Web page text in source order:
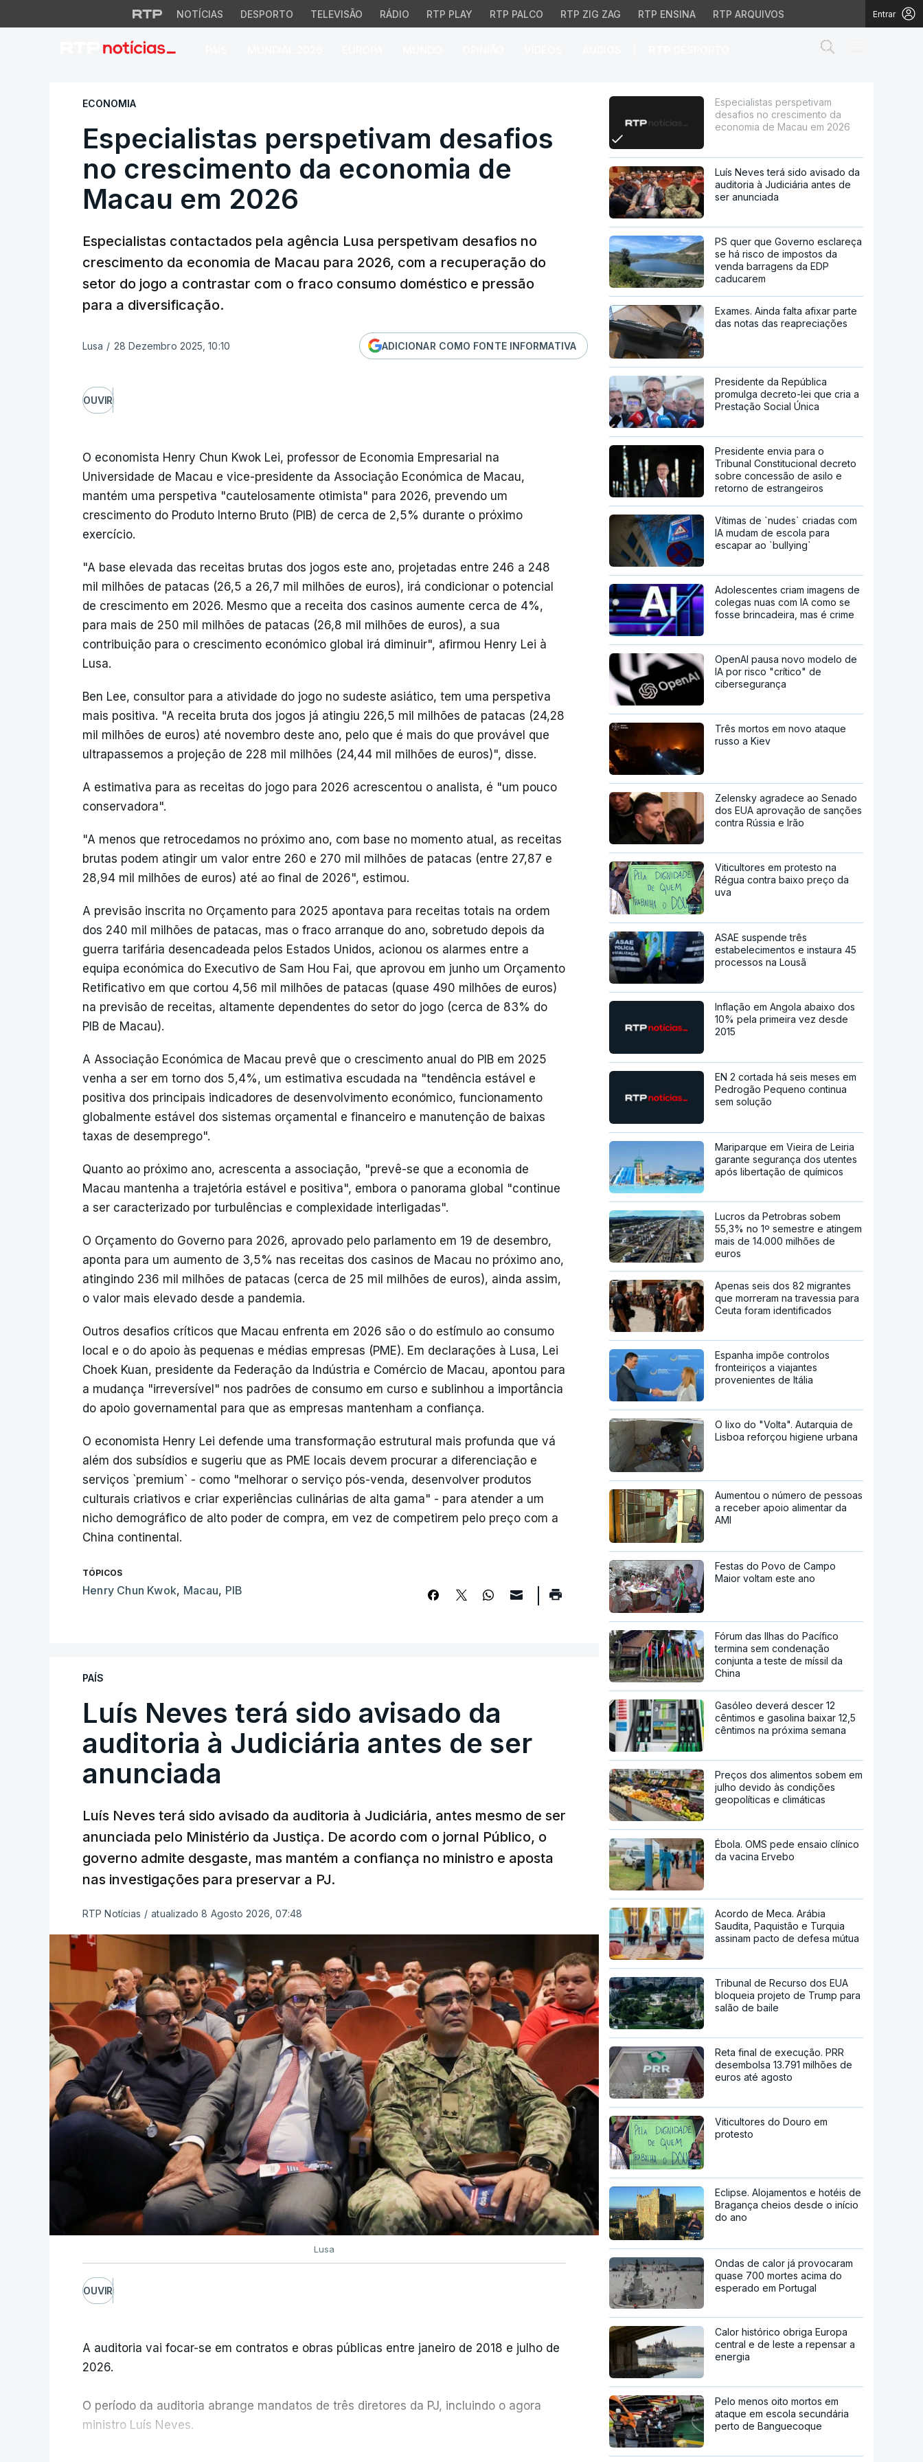
NOTÍCIAS DESPORTO TELEVISÃO RÁDIO RTP PLAY RTP PALCO RTP ZIG ZAG RTP ENSINA RTP ARQUIVOS Entrar
Especialistas perspetivam desafios no crescimento da
ECONOMIA
Especialistas perspetivam desafios
no crescimento da economia de
Macau em 2026
Especialistas contactados pela agência Lusa perspetivam desafios no
crescimento da economia de Macau para 2026, com a recuperação do
setor do jogo a contrastar com o fraco consumo doméstico e pressão
para a diversificação.
Lusa / 28 Dezembro 2025, 10:10 ADICIONAR COMO FONTE INFORMATIVA
OUVIR
O economista Henry Chun Kwok Lei, professor de Economia Empresarial na
Universidade de Macau e vice-presidente da Associação Económica de Macau,
mantém uma perspetiva "cautelosamente otimista" para 2026, prevendo um
crescimento do Produto Interno Bruto (PIB) de cerca de 2,5% durante o próximo
exercício.
"A base elevada das receitas brutas dos jogos este ano, projetadas entre 246 a 248
mil milhões de patacas (26,5 a 26,7 mil milhões de euros), irá condicionar o potencial
de crescimento em 2026. Mesmo que a receita dos casinos aumente cerca de 4%,
para mais de 250 mil milhões de patacas (26,8 mil milhões de euros), a sua
contribuição para o crescimento económico global irá diminuir", afirmou Henry Lei à
Lusa.
Ben Lee, consultor para a atividade do jogo no sudeste asiático, tem uma perspetiva
mais positiva. "A receita bruta dos jogos já atingiu 226,5 mil milhões de patacas (24,28
mil milhões de euros) até novembro deste ano, pelo que é mais do que provável que
ultrapassemos a projeção de 228 mil milhões (24,44 mil milhões de euros)", disse.
A estimativa para as receitas do jogo para 2026 acrescentou o analista, é "um pouco
conservadora".
"A menos que retrocedamos no próximo ano, com base no momento atual, as receitas
brutas podem atingir um valor entre 260 e 270 mil milhões de patacas (entre 27,87 e
28,94 mil milhões de euros) até ao final de 2026", estimou.
A previsão inscrita no Orçamento para 2025 apontava para receitas totais na ordem
dos 240 mil milhões de patacas, mas o fraco arranque do ano, sobretudo depois da
guerra tarifária desencadeada pelos Estados Unidos, acionou os alarmes entre a
equipa económica do Executivo de Sam Hou Fai, que aprovou em junho um Orçamento
Retificativo em que cortou 4,56 mil milhões de patacas (quase 490 milhões de euros)
na previsão de receitas, altamente dependentes do setor do jogo (cerca de 83% do
PIB de Macau).
A Associação Económica de Macau prevê que o crescimento anual do PIB em 2025
venha a ser em torno dos 5,4%, um estimativa escudada na "tendência estável e
positiva dos principais indicadores de desenvolvimento económico, funcionamento
globalmente estável dos sistemas orçamental e financeiro e manutenção de baixas
taxas de desemprego".
Quanto ao próximo ano, acrescenta a associação, "prevê-se que a economia de
Macau mantenha a trajetória estável e positiva", embora o panorama global "continue
a ser caracterizado por turbulências e complexidade interligadas".
O Orçamento do Governo para 2026, aprovado pelo parlamento em 19 de desembro,
aponta para um aumento de 3,5% nas receitas dos casinos de Macau no próximo ano,
atingindo 236 mil milhões de patacas (cerca de 25 mil milhões de euros), ainda assim,
o valor mais elevado desde a pandemia.
Outros desafios críticos que Macau enfrenta em 2026 são o do estímulo ao consumo
local e o do apoio às pequenas e médias empresas (PME). Em declarações à Lusa, Lei
Choek Kuan, presidente da Federação da Indústria e Comércio de Macau, apontou para
a mudança "irreversível" nos padrões de consumo em curso e sublinhou a importância
do apoio governamental para que as empresas mantenham a confiança.
O economista Henry Lei defende uma transformação estrutural mais profunda que vá
além dos subsídios e sugeriu que as PME locais devem procurar a diferenciação e
serviços `premium` - como "melhorar o serviço pós-venda, desenvolver produtos
culturais criativos e criar experiências culinárias de alta gama" - para atender a um
nicho demográfico de alto poder de compra, em vez de competirem pelo preço com a
China continental.
TÓPICOS
Henry Chun Kwok, Macau, PIB
PAÍS
Luís Neves terá sido avisado da
auditoria à Judiciária antes de ser
anunciada
Luís Neves terá sido avisado da auditoria à Judiciária, antes mesmo de ser
anunciada pelo Ministério da Justiça. De acordo com o jornal Público, o
governo admite desgaste, mas mantém a confiança no ministro e aposta
nas investigações para preservar a PJ.
RTP Notícias / atualizado 8 Agosto 2026, 07:48
Lusa
OUVIR
A auditoria vai focar-se em contratos e obras públicas entre janeiro de 2018 e julho de
2026.
O período da auditoria abrange mandatos de três diretores da PJ, incluindo o agora
ministro Luís Neves.
Especialistas perspetivam
desafios no crescimento da
economia de Macau em 2026
Luís Neves terá sido avisado da
auditoria à Judiciária antes de
ser anunciada
PS quer que Governo esclareça
se há risco de impostos da
venda barragens da EDP
caducarem
Exames. Ainda falta afixar parte
das notas das reapreciações
Presidente da República
promulga decreto-lei que cria a
Prestação Social Única
Presidente envia para o
Tribunal Constitucional decreto
sobre concessão de asilo e
retorno de estrangeiros
Vítimas de `nudes` criadas com
IA mudam de escola para
escapar ao `bullying`
Adolescentes criam imagens de
colegas nuas com IA como se
fosse brincadeira, mas é crime
OpenAI pausa novo modelo de
IA por risco "crítico" de
cibersegurança
Três mortos em novo ataque
russo a Kiev
Zelensky agradece ao Senado
dos EUA aprovação de sanções
contra Rússia e Irão
Viticultores em protesto na
Régua contra baixo preço da
uva
ASAE suspende três
estabelecimentos e instaura 45
processos na Lousã
Inflação em Angola abaixo dos
10% pela primeira vez desde
2015
EN 2 cortada há seis meses em
Pedrogão Pequeno continua
sem solução
Mariparque em Vieira de Leiria
garante segurança dos utentes
após libertação de químicos
Lucros da Petrobras sobem
55,3% no 1º semestre e atingem
mais de 14.000 milhões de
euros
Apenas seis dos 82 migrantes
que morreram na travessia para
Ceuta foram identificados
Espanha impõe controlos
fronteiriços a viajantes
provenientes de Itália
O lixo do "Volta". Autarquia de
Lisboa reforçou higiene urbana
Aumentou o número de pessoas
a receber apoio alimentar da
AMI
Festas do Povo de Campo
Maior voltam este ano
Fórum das Ilhas do Pacífico
termina sem condenação
conjunta a teste de míssil da
China
Gasóleo deverá descer 12
cêntimos e gasolina baixar 12,5
cêntimos na próxima semana
Preços dos alimentos sobem em
julho devido às condições
geopolíticas e climáticas
Ébola. OMS pede ensaio clínico
da vacina Ervebo
Acordo de Meca. Arábia
Saudita, Paquistão e Turquia
assinam pacto de defesa mútua
Tribunal de Recurso dos EUA
bloqueia projeto de Trump para
salão de baile
Reta final de execução. PRR
desembolsa 13.791 milhões de
euros até agosto
Viticultores do Douro em
protesto
Eclipse. Alojamentos e hotéis de
Bragança cheios desde o início
do ano
Ondas de calor já provocaram
quase 700 mortes acima do
esperado em Portugal
Calor histórico obriga Europa
central e de leste a repensar a
energia
Pelo menos oito mortos em
ataque em escola secundária
perto de Banguecoque